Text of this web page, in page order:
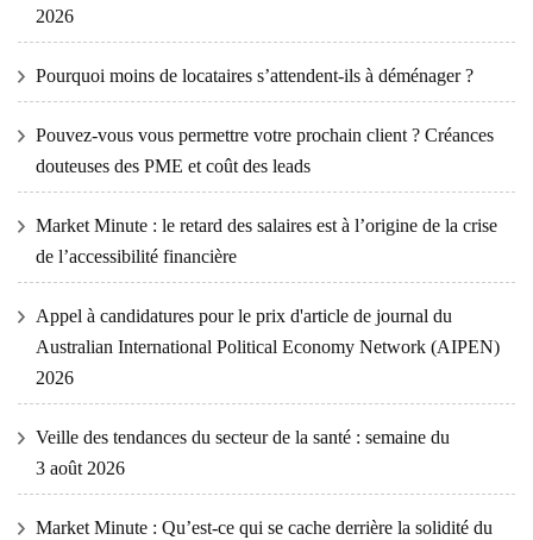
2026
Pourquoi moins de locataires s’attendent-ils à déménager ?
Pouvez-vous vous permettre votre prochain client ? Créances
douteuses des PME et coût des leads
Market Minute : le retard des salaires est à l’origine de la crise
de l’accessibilité financière
Appel à candidatures pour le prix d'article de journal du
Australian International Political Economy Network (AIPEN)
2026
Veille des tendances du secteur de la santé : semaine du
3 août 2026
Market Minute : Qu’est-ce qui se cache derrière la solidité du